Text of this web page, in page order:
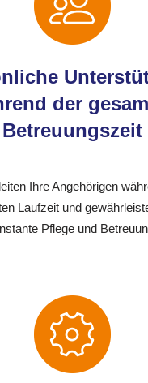
der
Betreuungszeit
Ihre Angehörigen
Laufzeit und
Pflege und